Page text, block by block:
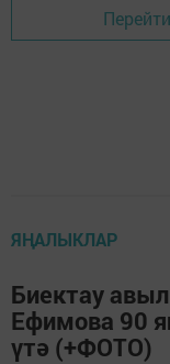
ЯҢАЛЫКЛАР
Биектау
Ефимова 90
үтә (+ФОТО)